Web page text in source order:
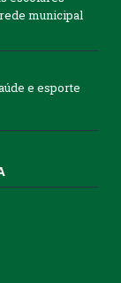
municipal
e esporte